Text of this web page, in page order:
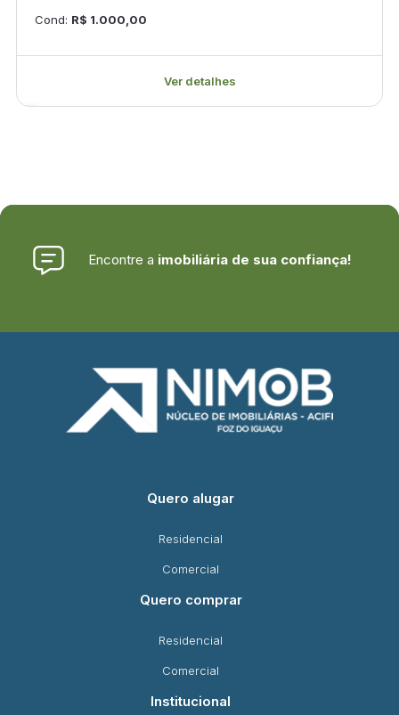
Cond: R$ 1.000,00
Ver detalhes
Encontre a imobiliária de sua confiança!
Quero alugar
Residencial
Comercial
Quero comprar
Residencial
Comercial
Institucional